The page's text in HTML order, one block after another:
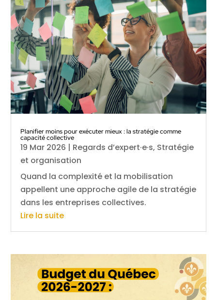
Planifier moins pour exécuter mieux : la stratégie comme
capacité collective
19 Mar 2026 | Regards d’expert·e·s, Stratégie
et organisation
Quand la complexité et la mobilisation
appellent une approche agile de la stratégie
dans les entreprises collectives.
Lire la suite